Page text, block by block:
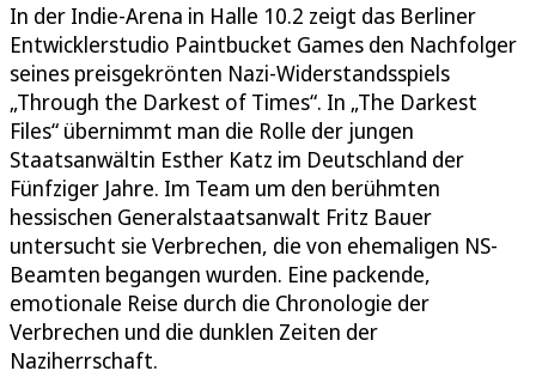
In der Indie-Arena in Halle 10.2 zeigt das Berliner
Entwicklerstudio Paintbucket Games den Nachfolger
seines preisgekrönten Nazi-Widerstandsspiels
„Through the Darkest of Times“. In „The Darkest
Files“ übernimmt man die Rolle der jungen
Staatsanwältin Esther Katz im Deutschland der
Fünfziger Jahre. Im Team um den berühmten
hessischen Generalstaatsanwalt Fritz Bauer
untersucht sie Verbrechen, die von ehemaligen NS-
Beamten begangen wurden. Eine packende,
emotionale Reise durch die Chronologie der
Verbrechen und die dunklen Zeiten der
Naziherrschaft.